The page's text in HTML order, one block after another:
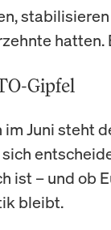
hatten.
Gipfel
Juni steht
ist – und ob
bleibt.